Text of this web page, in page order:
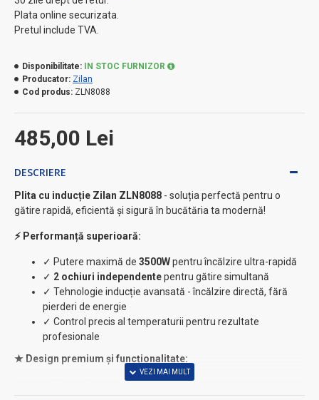
Plata online securizata.
Pretul include TVA.
485,00 Lei
Disponibilitate:
IN STOC FURNIZOR
Producator: Zilan
Cod produs: ZLN8088
DESCRIERE
Plita cu inducție Zilan ZLN8088 - soluția perfectă pentru o
gătire rapidă, eficientă și sigură în bucătăria ta modernă!
⚡ Performanță superioară:
✓ Putere maximă de 3500Wpentru încălzire ultra-rapidă
✓ 2 ochiuri independentepentru gătire simultană
✓ Tehnologie inducție avansată - încălzire directă, fără
pierderi de energie
✓ Control precis al temperaturii pentru rezultate
profesionale
★ Design premium și funcționalitate:
Geam din cristal negru- elegant, rezistent și ușor de